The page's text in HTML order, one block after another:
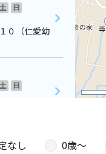
土
日
０（仁愛幼
土
日
なし 0歳〜